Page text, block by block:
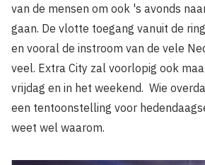
van de mensen om ook 's avonds
gaan. De vlotte toegang vanuit de
en vooral de instroom van de vele
veel. Extra City zal voorlopig ook
vrijdag en in het weekend. Wie
een tentoonstelling voor
weet wel waarom.